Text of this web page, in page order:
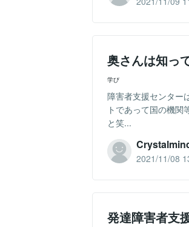
奥さんは知っ
学び
障害者支援センター
トであって国の機関
と笑...
2021/11/08
発達障害者支